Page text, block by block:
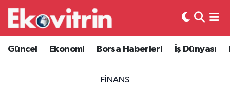
Güncel Ekonomi Borsa Haberleri İş Dünyası
FINANS
Güncel
Ekonomi
Hava Durumu
Trafik Durumu